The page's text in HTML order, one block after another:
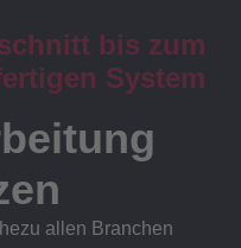
bis zum
System
allen Branchen